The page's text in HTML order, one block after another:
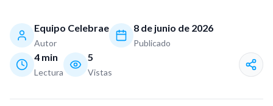
Equipo Celebrae
Autor
8 de junio de 2026
Publicado
4 min
Lectura
5
Vistas